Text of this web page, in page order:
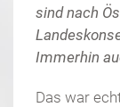
sind nach
Immerhin
Das war